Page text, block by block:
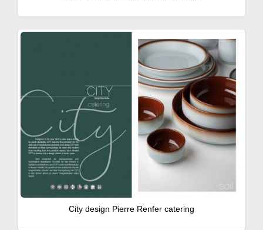
City design Pierre Renfer catering